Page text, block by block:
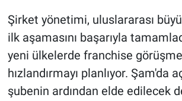
Şirket yönetimi, uluslararası
ilk aşamasını başarıyla
yeni ülkelerde franchise
hızlandırmayı planlıyor. Şam'da
şubenin ardından elde edilecek